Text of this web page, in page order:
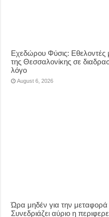
Eχεδώρου Φύσις: Εθελοντές
της Θεσσαλονίκης σε
λόγο
August 6, 2026
Ώρα μηδέν για την
Συνεδριάζει αύριο η